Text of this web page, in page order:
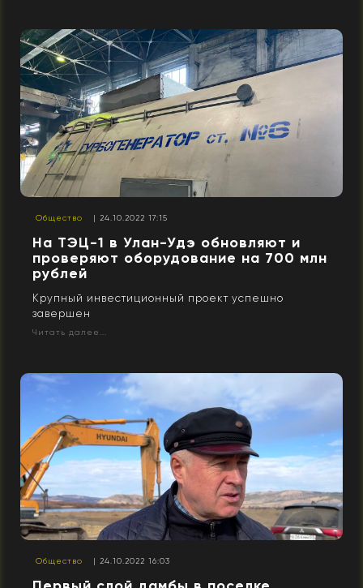
Общество | 24.10.2022 17:15
На ТЭЦ-1 в Улан-Удэ обновляют и
проверяют оборудование на 700 млн
рублей
Крупный инвестиционный проект успешно
завершен
Читать далее...
Общество | 24.10.2022 16:03